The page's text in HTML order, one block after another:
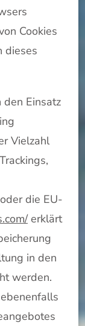
Cookies
dieses
Einsatz
Vielzahl
die EU-
erklärt
in den
werden.